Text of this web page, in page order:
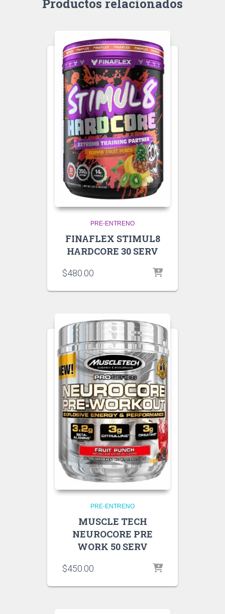
Productos relacionados
PRE-ENTRENO
FINAFLEX STIMUL8
HARDCORE 30 SERV
$480.00
PRE-ENTRENO
MUSCLE TECH
NEUROCORE PRE
WORK 50 SERV
$450.00